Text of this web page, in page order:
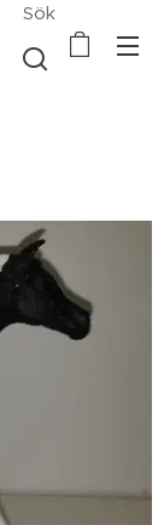
Sök